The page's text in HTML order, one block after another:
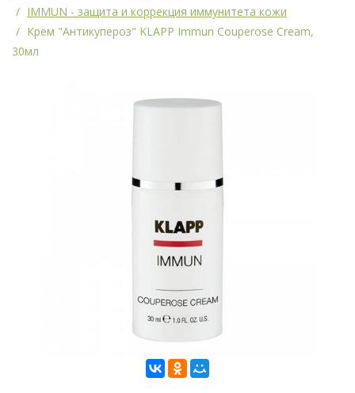
IMMUN - защита и коррекция иммунитета кожи
Крем "Антикупероз" KLAPP Immun Couperose Cream,
30мл